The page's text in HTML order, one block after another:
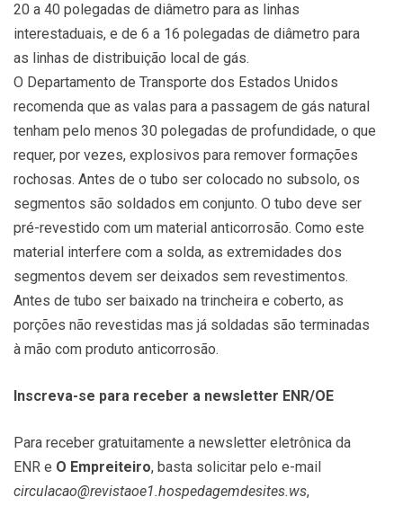
20 a 40 polegadas de diâmetro para as linhas
interestaduais, e de 6 a 16 polegadas de diâmetro para
as linhas de distribuição local de gás.
O Departamento de Transporte dos Estados Unidos
recomenda que as valas para a passagem de gás natural
tenham pelo menos 30 polegadas de profundidade, o que
requer, por vezes, explosivos para remover formações
rochosas. Antes de o tubo ser colocado no subsolo, os
segmentos são soldados em conjunto. O tubo deve ser
pré-revestido com um material anticorrosão. Como este
material interfere com a solda, as extremidades dos
segmentos devem ser deixados sem revestimentos.
Antes de tubo ser baixado na trincheira e coberto, as
porções não revestidas mas já soldadas são terminadas
à mão com produto anticorrosão.
Inscreva-se para receber a newsletter ENR/OE
Para receber gratuitamente a newsletter eletrônica da
ENR e O Empreiteiro, basta solicitar pelo e-mail
circulacao@revistaoe1.hospedagemdesites.ws,